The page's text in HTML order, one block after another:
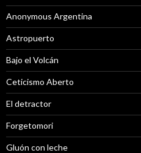
Anonymous Argentina
Astropuerto
Bajo el Volcán
Ceticismo Aberto
El detractor
Forgetomori
Gluón con leche